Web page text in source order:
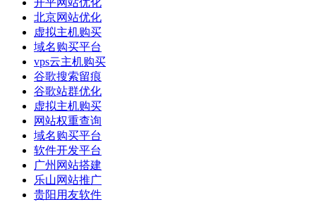
开平网站优化
北京网站优化
虚拟主机购买
域名购买平台
vps云主机购买
谷歌搜索留痕
谷歌站群优化
虚拟主机购买
网站权重查询
域名购买平台
软件开发平台
广州网站搭建
乐山网站推广
贵阳用友软件